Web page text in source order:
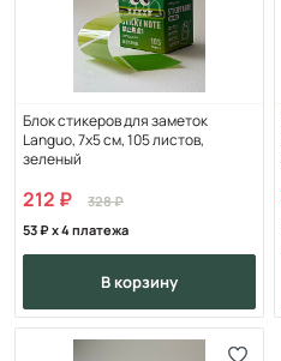
Блок стикеров для заметок
Languo, 7х5 см, 105 листов,
зеленый
212
328
53
x 4 платежа
в корзину